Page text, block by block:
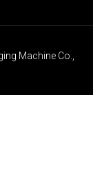
Machine Co.,